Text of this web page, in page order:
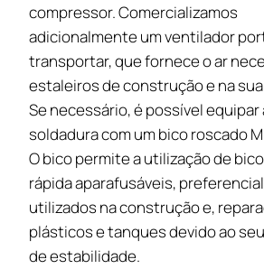
compressor. Comercializamos
adicionalmente um ventilador
transportar, que fornece o ar
estaleiros de construção e na
Se necessário, é possível equipar
soldadura com um bico roscado M
O bico permite a utilização de
rápida aparafusáveis,
utilizados na construção e,
plásticos e tanques devido ao
de estabilidade.